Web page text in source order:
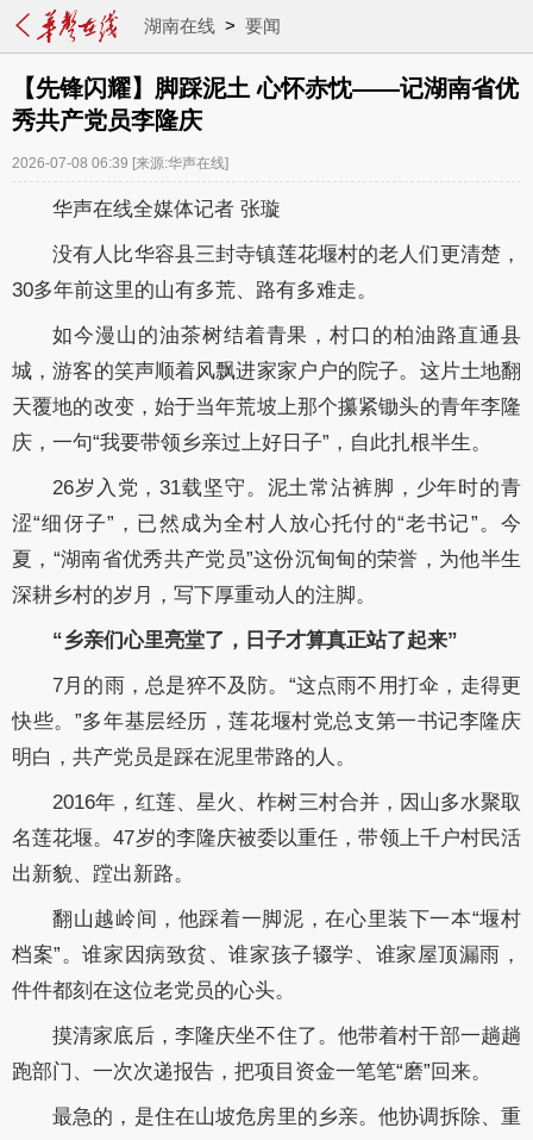
湖南在线> 要闻
【先锋闪耀】脚踩泥土 心怀赤忱——记湖南省优
秀共产党员李隆庆
2026-07-08 06:39 [来源:华声在线]
华声在线全媒体记者 张璇
没有人比华容县三封寺镇莲花堰村的老人们更清楚，
30多年前这里的山有多荒、路有多难走。
如今漫山的油茶树结着青果，村口的柏油路直通县
城，游客的笑声顺着风飘进家家户户的院子。这片土地翻
天覆地的改变，始于当年荒坡上那个攥紧锄头的青年李隆
庆，一句“我要带领乡亲过上好日子”，自此扎根半生。
26岁入党，31载坚守。泥土常沾裤脚，少年时的青
涩“细伢子”，已然成为全村人放心托付的“老书记”。今
夏，“湖南省优秀共产党员”这份沉甸甸的荣誉，为他半生
深耕乡村的岁月，写下厚重动人的注脚。
“乡亲们心里亮堂了，日子才算真正站了起来”
7月的雨，总是猝不及防。“这点雨不用打伞，走得更
快些。”多年基层经历，莲花堰村党总支第一书记李隆庆
明白，共产党员是踩在泥里带路的人。
2016年，红莲、星火、柞树三村合并，因山多水聚取
名莲花堰。47岁的李隆庆被委以重任，带领上千户村民活
出新貌、蹚出新路。
翻山越岭间，他踩着一脚泥，在心里装下一本“堰村
档案”。谁家因病致贫、谁家孩子辍学、谁家屋顶漏雨，
件件都刻在这位老党员的心头。
摸清家底后，李隆庆坐不住了。他带着村干部一趟趟
跑部门、一次次递报告，把项目资金一笔笔“磨”回来。
最急的，是住在山坡危房里的乡亲。他协调拆除、重